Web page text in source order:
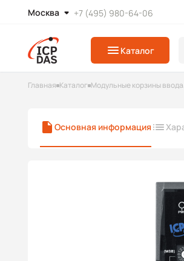
Москва +7 (495) 980-64-06
Каталог
Главная Каталог Модульные корзины
Основная информация